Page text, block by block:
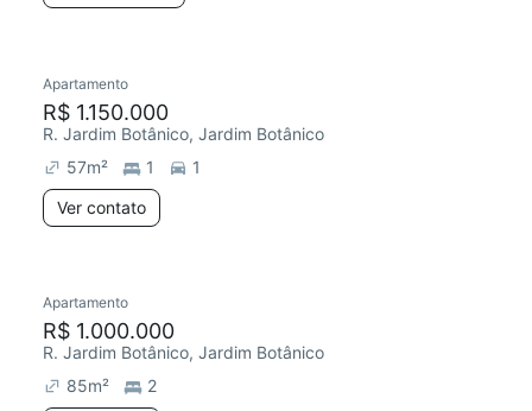
Apartamento
R$ 1.150.000
R. Jardim Botânico, Jardim Botânico
57m² 1
1
Ver contato
Apartamento
R$ 1.000.000
R. Jardim Botânico, Jardim Botânico
85m²
2